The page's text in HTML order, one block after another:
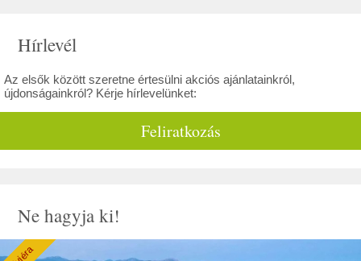
Hírlevél
Az elsők között szeretne értesülni akciós ajánlatainkról,
újdonságainkról? Kérje hírlevelünket:
Feliratkozás
Ne hagyja ki!